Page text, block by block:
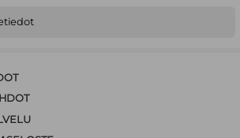
satiirin perinteet lyövät kättä
Rajakarin tarinan toisessa osassa.
on populaarikulttuuriin erikoistunut
kolumnistina ja feature-toimittajana
dekkaripoliisin Ailon